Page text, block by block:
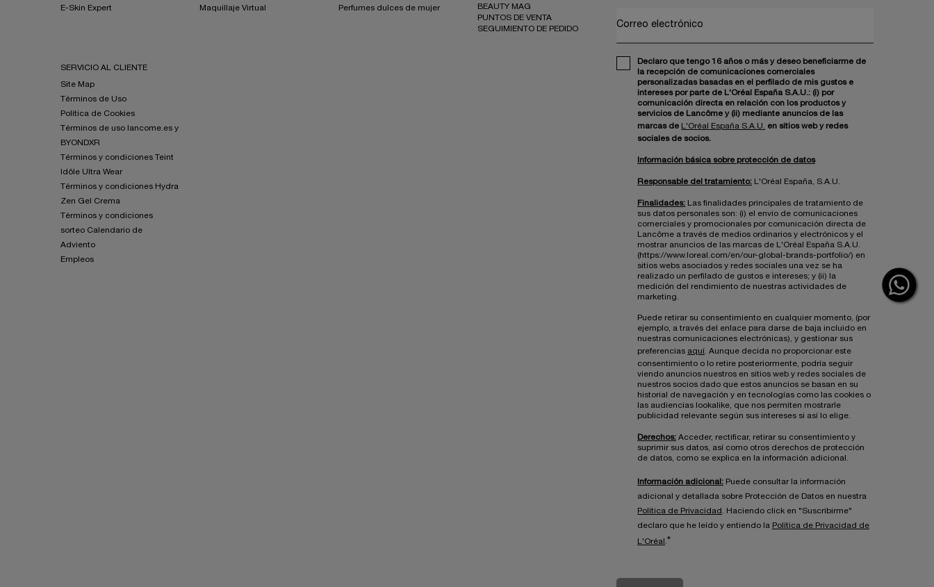
E-Skin Expert
Maquillaje Virtual
Perfumes dulces de mujer
BEAUTY MAG
PUNTOS DE VENTA
SEGUIMIENTO DE PEDIDO
SERVICIO AL CLIENTE
Site Map
Términos de Uso
Política de Cookies
Términos de uso lancome.es y
BYONDXR
Términos y condiciones Teint
Idôle Ultra Wear
Términos y condiciones Hydra
Zen Gel Crema
Términos y condiciones
sorteo Calendario de
Adviento
Empleos
Correo electrónico
Declaro que tengo 16 años o más y deseo beneficiarme de
la recepción de comunicaciones comerciales
personalizadas basadas en el perfilado de mis gustos e
intereses por parte de L'Oréal España S.A.U.: (i) por
comunicación directa en relación con los productos y
servicios de Lancôme y (ii) mediante anuncios de las
marcas de
L'Oréal España S.A.U.
en sitios web y redes
sociales de socios.
Información básica sobre protección de datos
Responsable del tratamiento: L'Oréal España, S.A.U.
Finalidades: Las finalidades principales de tratamiento de
sus datos personales son: (i) el envío de comunicaciones
comerciales y promocionales por comunicación directa de
Lancôme a través de medios ordinarios y electrónicos y el
mostrar anuncios de las marcas de L'Oréal España S.A.U.
(https://www.loreal.com/en/our-global-brands-portfolio/) en
sitios webs asociados y redes sociales una vez se ha
realizado un perfilado de gustos e intereses; y (ii) la
medición del rendimiento de nuestras actividades de
marketing.
Puede retirar su consentimiento en cualquier momento, (por
ejemplo, a través del enlace para darse de baja incluido en
nuestras comunicaciones electrónicas), y gestionar sus
preferencias aquí . Aunque decida no proporcionar este
consentimiento o lo retire posteriormente, podría seguir
viendo anuncios nuestros en sitios web y redes sociales de
nuestros socios dado que estos anuncios se basan en su
historial de navegación y en tecnologías como las cookies o
las audiencias lookalike, que nos permiten mostrarle
publicidad relevante según sus intereses si así lo elige.
Derechos: Acceder, rectificar, retirar su consentimiento y
suprimir sus datos, así como otros derechos de protección
de datos, como se explica en la información adicional.
Información adicional: Puede consultar la información
adicional y detallada sobre Protección de Datos en nuestra
Política de Privacidad
. Haciendo click en "Suscribirme"
declaro que he leído y entiendo la Política de Privacidad de
L'Oréal *